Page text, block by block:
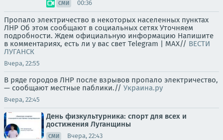
СМИ 00:36
Пропало электричество в некоторых населенных пунктах
ЛНР Об этом сообщают в социальных сетях Уточняем
подробности. Ждем официальную информацию Напишите
в комментариях, есть ли у вас свет Telegram | MAX// ВЕСТИ
ЛУГАНСК
Вчера, 22:55
В ряде городов ЛНР после взрывов пропало электричество,
— сообщают местные паблики.// Украина.ру
Вчера, 22:45
День физкультурника: спорт для всех и
достижения Луганщины
СМИ Вчера, 22:43